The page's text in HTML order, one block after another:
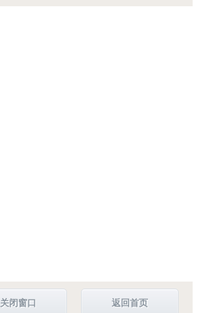
返回首页
关闭窗口